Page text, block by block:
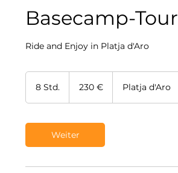
Basecamp-Tour
Ride and Enjoy in Platja d'Aro
8 Std.
d
.
230 € Platja d'Aro
Weiter